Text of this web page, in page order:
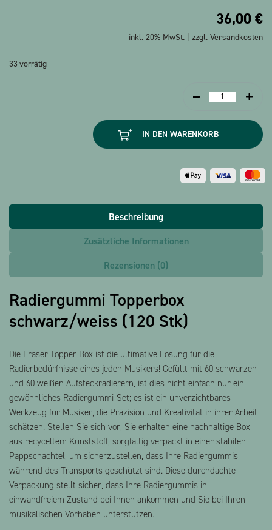
36,00 €
inkl. 20% MwSt. | zzgl. Versandkosten
33 vorrätig
Radiergummi
schwarz/weiss
(120
Stk)
IN DEN WARENKORB
Beschreibung
Zusätzliche Informationen
Rezensionen (0)
Radiergummi Topperbox
schwarz/weiss (120 Stk)
Die Eraser Topper Box ist die ultimative Lösung für die
Radierbedürfnisse eines jeden Musikers! Gefüllt mit 60 schwarzen
und 60 weißen Aufsteckradierern, ist dies nicht einfach nur ein
gewöhnliches Radiergummi-Set; es ist ein unverzichtbares
Werkzeug für Musiker, die Präzision und Kreativität in ihrer Arbeit
schätzen. Stellen Sie sich vor, Sie erhalten eine nachhaltige Box
aus recyceltem Kunststoff, sorgfältig verpackt in einer stabilen
Pappschachtel, um sicherzustellen, dass Ihre Radiergummis
während des Transports geschützt sind. Diese durchdachte
Verpackung stellt sicher, dass Ihre Radiergummis in
einwandfreiem Zustand bei Ihnen ankommen und Sie bei Ihren
musikalischen Vorhaben unterstützen.